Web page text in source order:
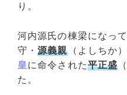
り。
河内源氏の棟梁になっ
守・源義親（よしちか
皇に命令された平正盛
た。